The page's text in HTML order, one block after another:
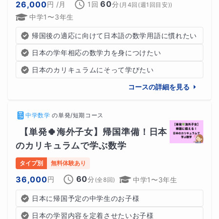
26,000円 /月 1回 60分 (月4回(週1回目安))
中学1〜3年生
帰国後の適応に向けて日本語の数学用語に慣れたい
日本の学年相応の数学力を身につけたい
日本のカリキュラムにそって学びたい
コースの詳細を見る
中学数学 の単発/短期コース
【単発🍀海外子女】帰国準備！日本
のカリキュラムで学ぶ数学
タイプ別 無料体験あり
36,000円 60分 (全8回) 中学1〜3年生
日本に帰国予定の中学生のお子様
日本の学習内容を定着させたいお子様